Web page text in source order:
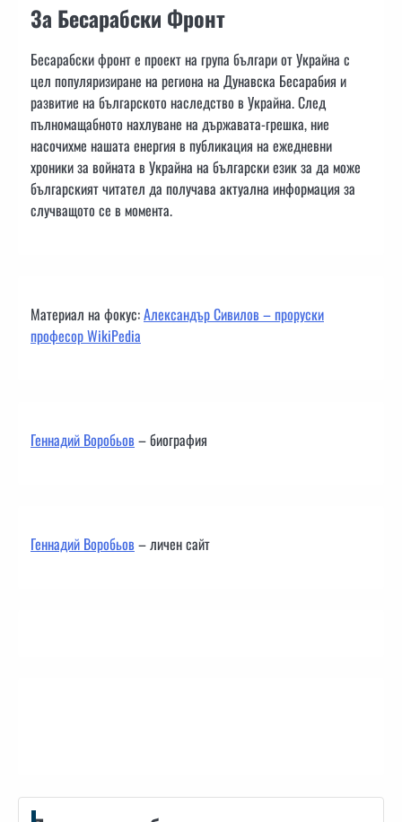
За Бесарабски Фронт
Бесарабски фронт е проект на група българи от Украйна с
цел популяризиране на региона на Дунавска Бесарабия и
развитие на българското наследство в Украйна. След
пълномащабното нахлуване на държавата-грешка, ние
насочихме нашата енергия в публикация на ежедневни
хроники за войната в Украйна на български език за да може
българският читател да получава актуална информация за
случващото се в момента.
Материал на фокус:Александър Сивилов – проруски
професор WikiPedia
Геннадий Воробьов– биография
Геннадий Воробьов– личен сайт